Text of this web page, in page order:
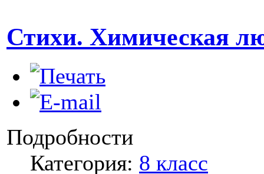
Стихи. Химическая
Подробности
Категория: 8 класс